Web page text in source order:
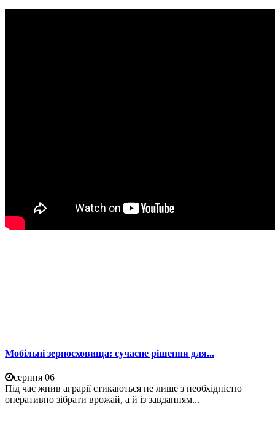
Мобільні зерносховища: сучасне рішення для...
серпня 06
Під час жнив аграрії стикаються не лише з необхідністю
оперативно зібрати врожай, а й із завданням...